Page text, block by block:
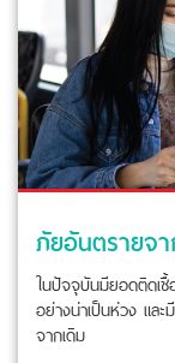
ภัยอันตรายจ
ในปัจจุบันมียอดติดเ
อย่างน่าเป็นห่วง และ
จากเดิม